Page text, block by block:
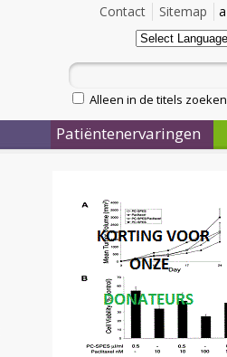
a
Sitemap
Contact
Alleen in de titels zoeken
Patiëntenervaringen